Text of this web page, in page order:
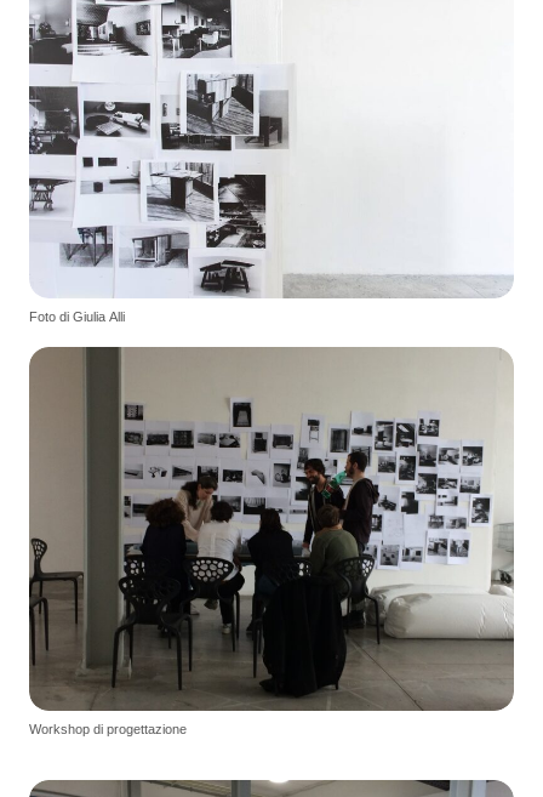
Foto di Giulia Alli
Workshop di progettazione